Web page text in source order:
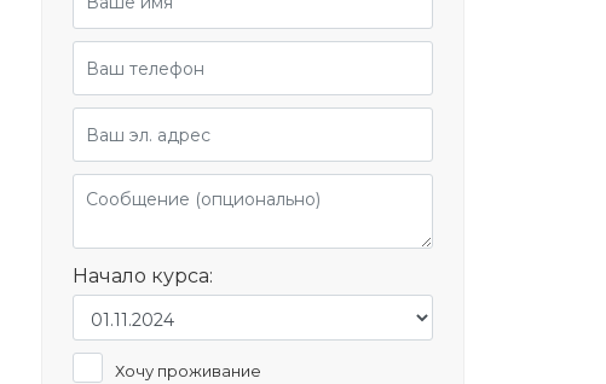
Начало курса:
Хочу проживание